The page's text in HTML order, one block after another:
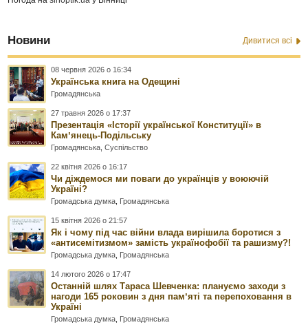
Новини Дивитися всі
08 червня 2026 о 16:34
Українська книга на Одещині
Громадянська
27 травня 2026 о 17:37
Презентація «Історії української Конституції» в
Камʼянець-Подільську
Громадянська ,Суспільство
22 квітня 2026 о 16:17
Чи діждемося ми поваги до українців у воюючій
Україні?
Громадська думка Громадянська
15 квітня 2026 о 21:57
Як і чому під час війни влада вирішила боротися з
«антисемітизмом» замість українофобії та рашизму?!
Громадська думка Громадянська
14 лютого 2026 о 17:47
Останній шлях Тараса Шевченка: плануємо заходи з
нагоди 165 роковин з дня памʼяті та перепоховання в
Україні
Громадська думка Громадянська